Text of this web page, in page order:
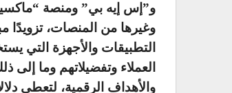
و”إس إيه بي” ومنصة
وغيرها من المنصات، تزويدًا
التطبيقات والأجهزة التي
العملاء وتفضيلاتهم وما
والأهداف الرقمية، لتعطي